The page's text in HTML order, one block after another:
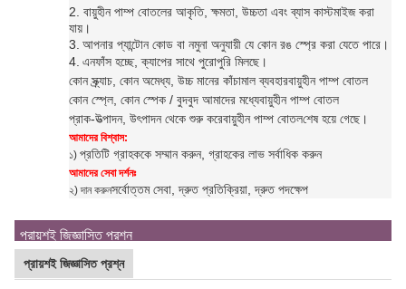
2. বায়ুহীন পাম্প বোতলের আকৃতি, ক্ষমতা, উচ্চতা এবং ব্যাস কাস্টমাইজ করা
যায়।
3. আপনার প্যান্টোন কোড বা নমুনা অনুযায়ী যে কোন রঙ স্প্রে করা যেতে পারে।
4. এনফাঁস হচ্ছে, ক্যাপের সাথে পুরোপুরি মিলছে।
কোন স্ক্র্যাচ, কোন অমেধ্য, উচ্চ মানের কাঁচামাল ব্যবহারবায়ুহীন পাম্প বোতল
কোন স্প্লে, কোন স্পেক / বুদবুদ আমাদের মধ্যেবায়ুহীন পাম্প বোতল
প্রাক-উত্পাদন, উৎপাদন থেকে শুরু করেবায়ুহীন পাম্প বোতলশেষ হয়ে গেছে।
আমাদের বিশ্বাস:
১) প্রতিটি গ্রাহককে সম্মান করুন, গ্রাহকের লাভ সর্বাধিক করুন
আমাদের সেবা দর্শনঃ
২) দান করুনসর্বোত্তম সেবা, দ্রুত প্রতিক্রিয়া, দ্রুত পদক্ষেপ
প্রায়শই জিজ্ঞাসিত প্রশ্ন
প্রায়শই জিজ্ঞাসিত প্রশ্ন